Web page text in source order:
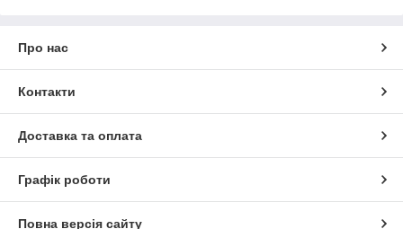
Про нас
Контакти
Доставка та оплата
Графік роботи
Повна версія сайту